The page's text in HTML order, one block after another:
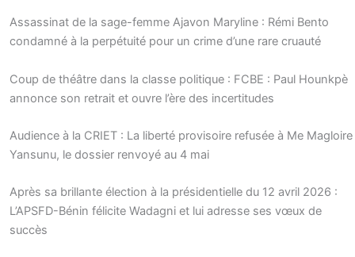
Assassinat de la sage-femme Ajavon Maryline : Rémi Bento
condamné à la perpétuité pour un crime d’une rare cruauté
Coup de théâtre dans la classe politique : FCBE : Paul Hounkpè
annonce son retrait et ouvre l’ère des incertitudes
Audience à la CRIET : La liberté provisoire refusée à Me Magloire
Yansunu, le dossier renvoyé au 4 mai
Après sa brillante élection à la présidentielle du 12 avril 2026 :
L’APSFD-Bénin félicite Wadagni et lui adresse ses vœux de
succès